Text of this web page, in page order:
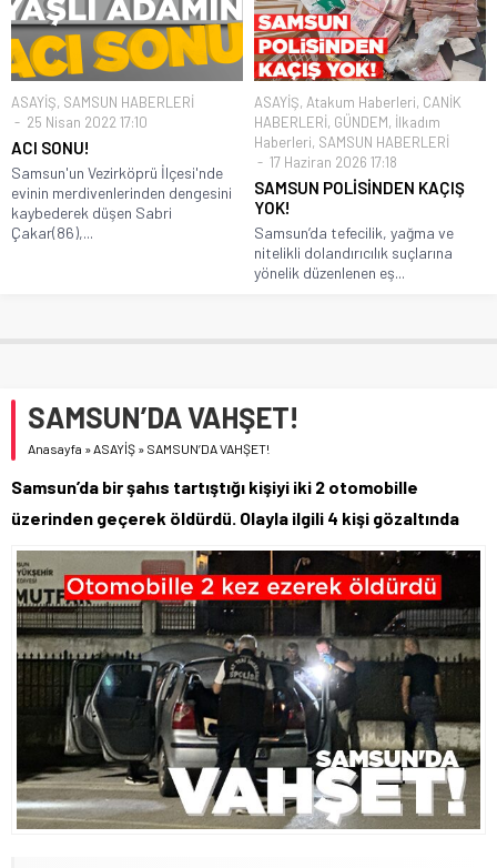
ASAYİŞ, SAMSUN HABERLERİ
25 Nisan 2022 17:10
ACI SONU!
Samsun'un Vezirköprü İlçesi'nde
evinin merdivenlerinden dengesini
kaybederek düşen Sabri
Çakar(86),...
ASAYİŞ, Atakum Haberleri, CANİK
HABERLERİ, GÜNDEM, İlkadım
Haberleri, SAMSUN HABERLERİ
17 Haziran 2026 17:18
SAMSUN POLİSİNDEN KAÇIŞ
YOK!
Samsun’da tefecilik, yağma ve
nitelikli dolandırıcılık suçlarına
yönelik düzenlenen eş...
SAMSUN’DA VAHŞET!
Anasayfa »ASAYİŞ » SAMSUN’DA VAHŞET!
Samsun’da bir şahıs tartıştığı kişiyi iki 2 otomobille
üzerinden geçerek öldürdü. Olayla ilgili 4 kişi gözaltında